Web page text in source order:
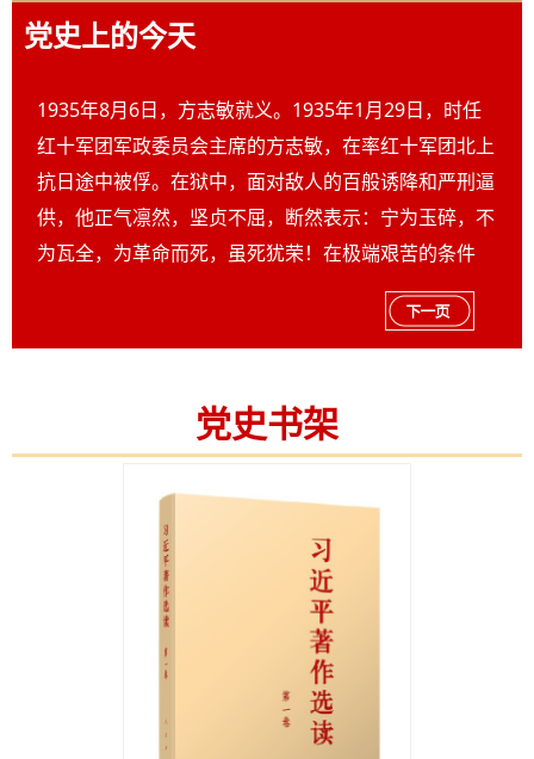
党史上的今天
1935年8月6日，方志敏就义。1935年1月29日，时任
红十军团军政委员会主席的方志敏，在率红十军团北上
抗日途中被俘。在狱中，面对敌人的百般诱降和严刑逼
供，他正气凛然，坚贞不屈，断然表示：宁为玉碎，不
为瓦全，为革命而死，虽死犹荣！在极端艰苦的条件
下，他用自己的心血写下了《可爱的中国》、《清
贫》、《狱中纪实》等著名篇章，给后人留下了宝贵的
党史书架